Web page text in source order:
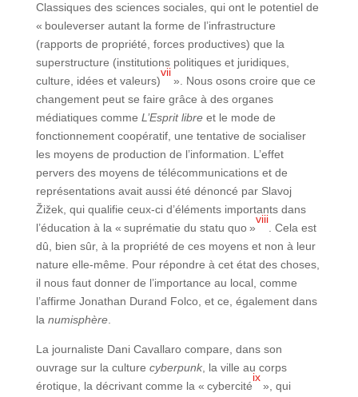
Classiques des sciences sociales, qui ont le potentiel de
« bouleverser autant la forme de l’infrastructure
(rapports de propriété, forces productives) que la
superstructure (institutions politiques et juridiques,
culture, idées et valeurs)
vii
». Nous osons croire que ce
changement peut se faire grâce à des organes
médiatiques comme L’Esprit libreet le mode de
fonctionnement coopératif, une tentative de socialiser
les moyens de production de l’information. L’effet
pervers des moyens de télécommunications et de
représentations avait aussi été dénoncé par Slavoj
Žižek, qui qualifie ceux-ci d’éléments importants dans
l’éducation à la « suprématie du statu quo »
viii
. Cela est
dû, bien sûr, à la propriété de ces moyens et non à leur
nature elle-même. Pour répondre à cet état des choses,
il nous faut donner de l’importance au local, comme
l’affirme Jonathan Durand Folco, et ce, également dans
la numisphère.
La journaliste Dani Cavallaro compare, dans son
ouvrage sur la culture cyberpunk, la ville au corps
érotique, la décrivant comme la « cybercité
ix
», qui